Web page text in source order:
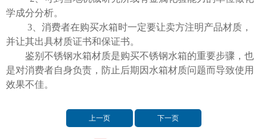
学成分分析。
3 、消费者在购买水箱时一定要让卖方注明产品材质，
并让其出具材质证书和保证书。
鉴别不锈钢水箱材质是购买不锈钢水箱的重要步骤，也
是对消费者自身负责，防止后期因水箱材质问题而导致使用
效果不佳。
上一页 下一页